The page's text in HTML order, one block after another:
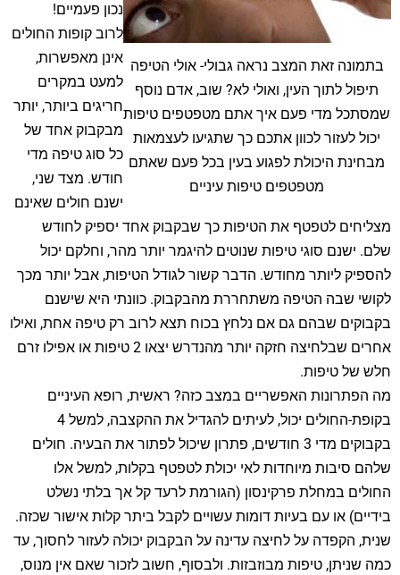
בתמונה זאת המצב נראה גבולי- אולי הטיפה
תיפול לתוך העין, ואולי לא? שוב, אדם נוסף
שמסתכל מדי פעם איך אתם מטפטפים טיפות
יכול לעזור לכוון אתכם כך שתגיעו לעצמאות
מבחינת היכולת לפגוע בעין בכל פעם שאתם
מטפטפים טיפות עיניים
נכון פעמיים!
לרוב קופות החולים
אינן מאפשרות,
למעט במקרים
חריגים ביותר, יותר
מבקבוק אחד של
כל סוג טיפה מדי
חודש. מצד שני,
ישנם חולים שאינם
מצליחים לטפטף את הטיפות כך שבקבוק אחד יספיק לחודש
שלם. ישנם סוגי טיפות שנוטים להיגמר יותר מהר, וחלקם יכול
להספיק ליותר מחודש. הדבר קשור לגודל הטיפות, אבל יותר מכך
לקושי שבה הטיפה משתחררת מהבקבוק. כוונתי היא שישנם
בקבוקים שבהם גם אם נלחץ בכוח תצא לרוב רק טיפה אחת, ואילו
אחרים שבלחיצה חזקה יותר מהנדרש יצאו 2 טיפות או אפילו זרם
חלש של טיפות.
מה הפתרונות האפשריים במצב כזה? ראשית, רופא העיניים
בקופת-החולים יכול, לעיתים להגדיל את ההקצבה, למשל 4
בקבוקים מדי 3 חודשים, פתרון שיכול לפתור את הבעיה. חולים
שלהם סיבות מיוחדות לאי יכולת לטפטף בקלות, למשל אלו
החולים במחלת פרקינסון (הגורמת לרעד קל אך בלתי נשלט
בידיים) או עם בעיות דומות עשויים לקבל ביתר קלות אישור שכזה.
שנית, הקפדה על לחיצה עדינה על הבקבוק יכולה לעזור לחסוך, עד
כמה שניתן, טיפות מבוזבזות. ולבסוף, חשוב לזכור שאם אין מנוס,